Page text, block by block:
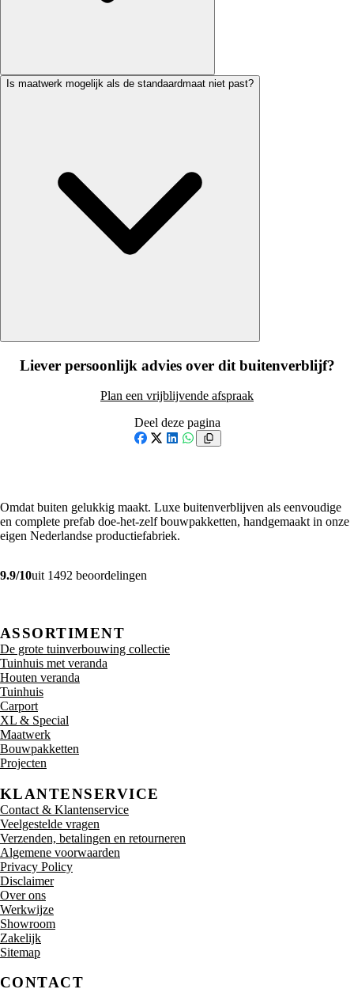
Is maatwerk mogelijk als de standaardmaat niet past?
Liever persoonlijk advies over dit buitenverblijf?
Plan een vrijblijvende afspraak
Deel deze pagina
Omdat buiten gelukkig maakt. Luxe buitenverblijven als eenvoudige
en complete prefab doe-het-zelf bouwpakketten, handgemaakt in onze
eigen Nederlandse productiefabriek.
9.9/10uit 1492 beoordelingen
ASSORTIMENT
De grote tuinverbouwing collectie
Tuinhuis met veranda
Houten veranda
Tuinhuis
Carport
XL & Special
Maatwerk
Bouwpakketten
Projecten
KLANTENSERVICE
Contact & Klantenservice
Veelgestelde vragen
Verzenden, betalingen en retourneren
Algemene voorwaarden
Privacy Policy
Disclaimer
Over ons
Werkwijze
Showroom
Zakelijk
Sitemap
CONTACT